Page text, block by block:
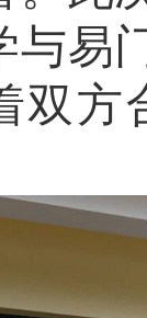
与易
双方